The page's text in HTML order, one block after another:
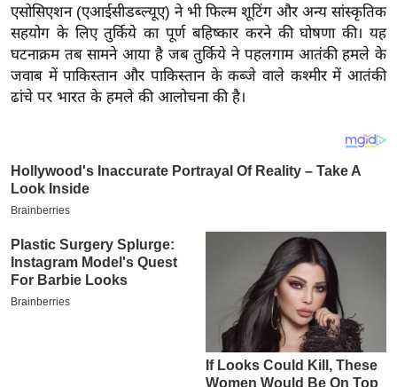
य
ब
ज
ट
क्रि
के
ट
I
P
L
2
एसोसिएशन (एआईसीडब्ल्यूए) ने भी फिल्म शूटिंग और अन्य सांस्कृतिक
सहयोग के लिए तुर्किये का पूर्ण बहिष्कार करने की घोषणा की। यह
घटनाक्रम तब सामने आया है जब तुर्किये ने पहलगाम आतंकी हमले के
जवाब में पाकिस्तान और पाकिस्तान के कब्जे वाले कश्मीर में आतंकी
ढांचे पर भारत के हमले की आलोचना की है।